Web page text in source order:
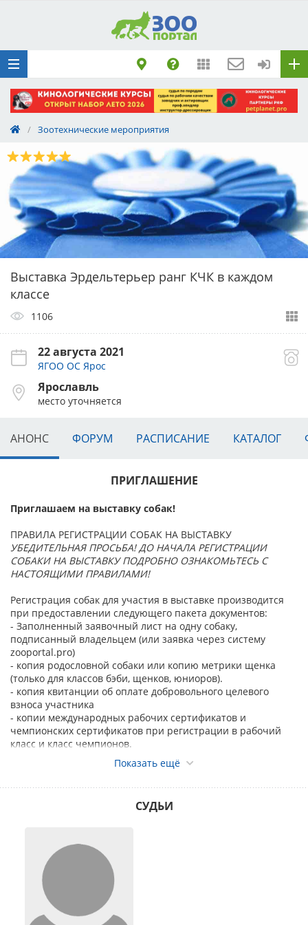
/ Зоотехнические мероприятия
Выставка Эрдельтерьер ранг КЧК в каждом
классе
1106
22 августа 2021
ЯГОО ОС Ярос
Ярославль
место уточняется
АНОНС ФОРУМ РАСПИСАНИЕ КАТАЛОГ
ПРИГЛАШЕНИЕ
Приглашаем на выставку собак!
ПРАВИЛА РЕГИСТРАЦИИ СОБАК НА ВЫСТАВКУ
УБЕДИТЕЛЬНАЯ ПРОСЬБА! ДО НАЧАЛА РЕГИСТРАЦИИ
СОБАКИ НА ВЫСТАВКУ ПОДРОБНО ОЗНАКОМЬТЕСЬ С
НАСТОЯЩИМИ ПРАВИЛАМИ!
Регистрация собак для участия в выставке производится
при предоставлении следующего пакета документов:
- Заполненный заявочный лист на одну собаку,
подписанный владельцем (или заявка через систему
zooportal.pro)
- копия родословной собаки или копию метрики щенка
(только для классов бэби, щенков, юниоров).
- копия квитанции об оплате добровольного целевого
взноса участника
- копии международных рабочих сертификатов и
чемпионских сертификатов при регистрации в рабочий
класс и класс чемпионов.
Внимание! Без предоставления вышеперечисленных
сертификатов регистрация на выставку будет
которых присуждается CACIB – промежуточный, открытый,
родословной на одном из языков FCI «PEDIGREE» .
Ответственность за правильность предоставленных
данных о собаке несет заявитель.
Исправления и дополнения в заявочном листе не
допускаются.
Перевод собаки из класса в класс не допускается.
Показать ещё
СУДЬИ
метрики
Поездку
Обращение